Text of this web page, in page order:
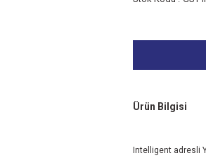
Ürün Bilgisi
Intelligent adresli